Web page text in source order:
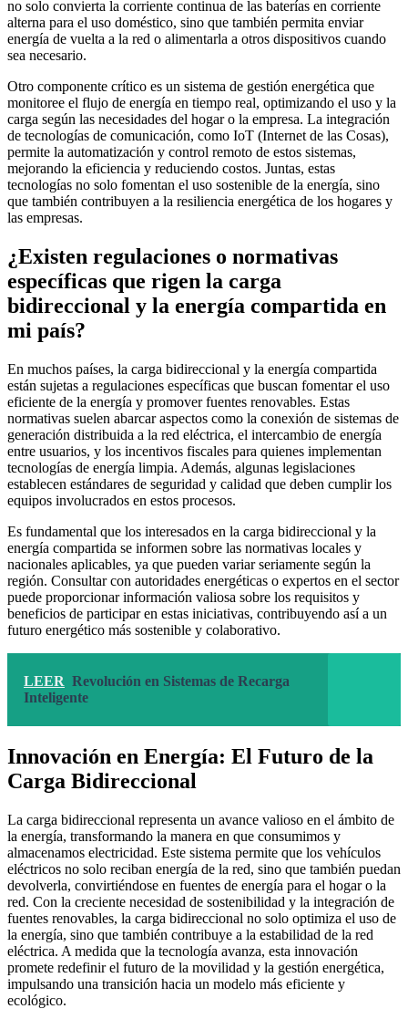
no solo convierta la corriente continua de las baterías en corriente
alterna para el uso doméstico, sino que también permita enviar
energía de vuelta a la red o alimentarla a otros dispositivos cuando
sea necesario.
Otro componente crítico es un sistema de gestión energética que
monitoree el flujo de energía en tiempo real, optimizando el uso y la
carga según las necesidades del hogar o la empresa. La integración
de tecnologías de comunicación, como IoT (Internet de las Cosas),
permite la automatización y control remoto de estos sistemas,
mejorando la eficiencia y reduciendo costos. Juntas, estas
tecnologías no solo fomentan el uso sostenible de la energía, sino
que también contribuyen a la resiliencia energética de los hogares y
las empresas.
¿Existen regulaciones o normativas
específicas que rigen la carga
bidireccional y la energía compartida en
mi país?
En muchos países, la carga bidireccional y la energía compartida
están sujetas a regulaciones específicas que buscan fomentar el uso
eficiente de la energía y promover fuentes renovables. Estas
normativas suelen abarcar aspectos como la conexión de sistemas de
generación distribuida a la red eléctrica, el intercambio de energía
entre usuarios, y los incentivos fiscales para quienes implementan
tecnologías de energía limpia. Además, algunas legislaciones
establecen estándares de seguridad y calidad que deben cumplir los
equipos involucrados en estos procesos.
Es fundamental que los interesados en la carga bidireccional y la
energía compartida se informen sobre las normativas locales y
nacionales aplicables, ya que pueden variar seriamente según la
región. Consultar con autoridades energéticas o expertos en el sector
puede proporcionar información valiosa sobre los requisitos y
beneficios de participar en estas iniciativas, contribuyendo así a un
futuro energético más sostenible y colaborativo.
LEER Revolución en Sistemas de Recarga
Inteligente
Innovación en Energía: El Futuro de la
Carga Bidireccional
La carga bidireccional representa un avance valioso en el ámbito de
la energía, transformando la manera en que consumimos y
almacenamos electricidad. Este sistema permite que los vehículos
eléctricos no solo reciban energía de la red, sino que también puedan
devolverla, convirtiéndose en fuentes de energía para el hogar o la
red. Con la creciente necesidad de sostenibilidad y la integración de
fuentes renovables, la carga bidireccional no solo optimiza el uso de
la energía, sino que también contribuye a la estabilidad de la red
eléctrica. A medida que la tecnología avanza, esta innovación
promete redefinir el futuro de la movilidad y la gestión energética,
impulsando una transición hacia un modelo más eficiente y
ecológico.